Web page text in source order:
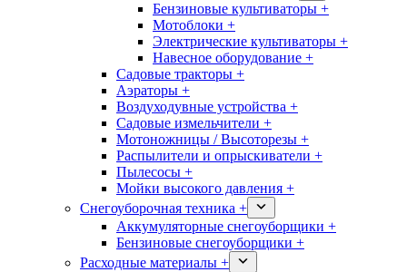
Бензиновые культиваторы +
Мотоблоки +
Электрические культиваторы +
Навесное оборудование +
Садовые тракторы +
Аэраторы +
Воздуходувные устройства +
Садовые измельчители +
Мотоножницы / Высоторезы +
Распылители и опрыскиватели +
Пылесосы +
Мойки высокого давления +
Снегоуборочная техника +
Аккумуляторные снегоуборщики +
Бензиновые снегоуборщики +
Расходные материалы +